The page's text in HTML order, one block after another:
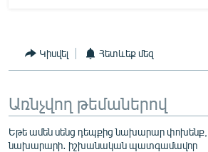
Կիսվել Հետևեք մեզ
Առնչվող թեմաներով
Եթե ամեն սենց դեպքից նախարար
նախարարի․ իշխանական պատգամավոր